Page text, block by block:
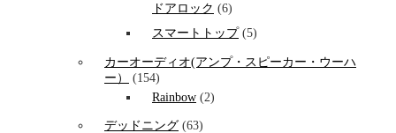
ドアロック (6)
スマートトップ(5)
カーオーディオ(アンプ・スピーカー・ウーハ
ー）
(154)
Rainbow (2)
デッドニング (63)